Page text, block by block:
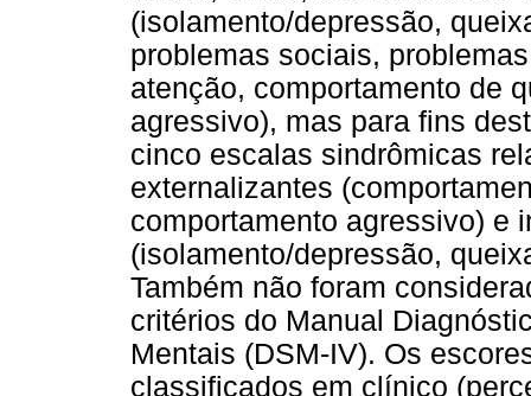
(isolamento/depressão,
problemas sociais,
atenção, comportamento de
agressivo), mas para fins
cinco escalas sindrômicas
externalizantes
comportamento agressivo) e
(isolamento/depressão,
Também não foram
critérios do Manual
Mentais (DSM-IV). Os
classificados em clínico